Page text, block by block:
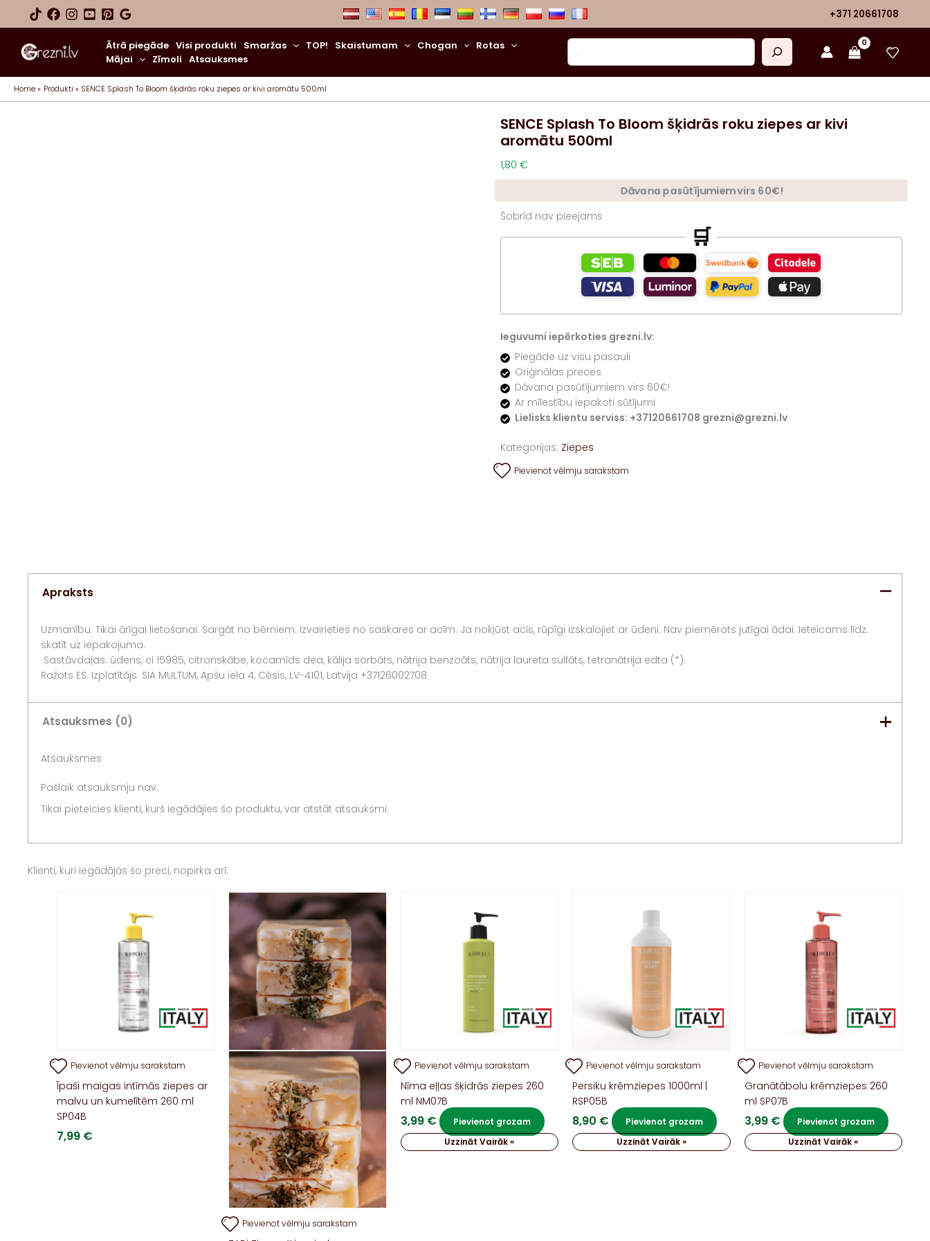
+371 20661708
Ātrā piegāde Visi produkti Smaržas TOP! Skaistumam Chogan
Rotas
Mājai
Zīmoli Atsauksmes
Meklēt
Home Produkti SENCE Splash To Bloom šķidrās roku ziepes ar kivi aromātu 500ml
SENCE Splash To Bloom šķidrās roku ziepes ar kivi
aromātu 500ml
1,80 €
Dāvana pasūtījumiem virs 60€!
Šobrīd nav pieejams
🛒
Ieguvumi iepērkoties grezni.lv:
Piegāde uz visu pasauli
Oriģinālas preces
Dāvana pasūtījumiem virs 60€!
Ar mīlestību iepakoti sūtījumi
Lielisks klientu serviss: +37120661708 grezni@grezni.lv
Kategorijas: Ziepes
Pievienot vēlmju sarakstam
Apraksts
Uzmanību. Tikai ārīgai lietošanai. Sargāt no bērniem. Izvairieties no saskares ar acīm. Ja nokļūst acīs, rūpīgi izskalojiet ar ūdeni. Nav piemērots jutīgai ādai. Ieteicams līdz:
skatīt uz iepakojuma.
Sastāvdaļas: ūdens, ci 15985, citronskābe, kocamīds dea, kālija sorbāts, nātrija benzoāts, nātrija laureta sulfāts, tetranātrija edta (*).
Ražots ES. Izplatītājs: SIA MULTUM, Apšu iela 4, Cēsis, LV-4101, Latvija +37126002708
Atsauksmes (0)
Atsauksmes
Pašlaik atsauksmju nav.
Tikai pieteicies klienti, kurš iegādājies šo produktu, var atstāt atsauksmi.
Klienti, kuri iegādājās šo preci, nopirka arī:
Pievienot vēlmju sarakstam
Īpaši maigas intīmās ziepes ar
malvu un kumelītēm 260 ml
SP04B
7,99 €
Pievienot vēlmju sarakstam
Pievienot vēlmju sarakstam
Nīma eļļas šķidrās ziepes 260
ml NM07B
3,99 €
Pievienot grozam
Uzzināt Vairāk »
Pievienot vēlmju sarakstam
Persiku krēmziepes 1000ml |
RSP05B
8,90 €
Pievienot grozam
Uzzināt Vairāk »
Pievienot vēlmju sarakstam
Granātābolu krēmziepes 260
ml SP07B
3,99 €
Pievienot grozam
Uzzināt Vairāk »